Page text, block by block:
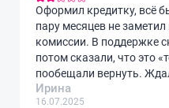
Оформил кредитку, всё
пару месяцев не
комиссии. В поддержке
потом сказали, что это
пообещали вернуть.
Ирина
16.07.2025